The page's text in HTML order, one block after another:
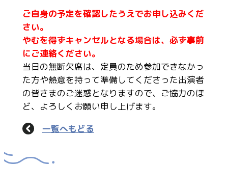
ご自身の予定を確認したうえでお申し込みくだ
さい。
やむを得ずキャンセルとなる場合は、必ず事前
にご連絡ください。
当日の無断欠席は、定員のため参加できなかっ
た方や熱意を持って準備してくださった出演者
の皆さまのご迷惑となりますので、ご協力のほ
ど、よろしくお願い申し上げます。
一覧へもどる